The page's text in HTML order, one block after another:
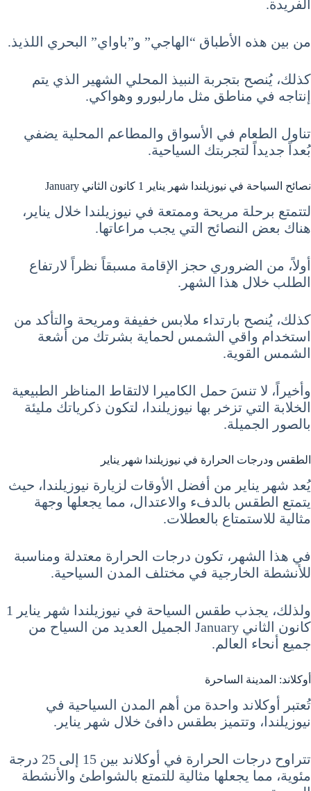
الفريدة.
من بين هذه الأطباق “الهاجي” و”باواي” البحري اللذيذ.
كذلك، يُنصح بتجربة النبيذ المحلي الشهير الذي يتم
إنتاجه في مناطق مثل مارلبورو وهواكي.
تناول الطعام في الأسواق والمطاعم المحلية يضفي
بُعداً جديداً لتجربتك السياحية.
نصائح السياحة في نيوزيلندا شهر يناير 1 كانون الثاني January
لتتمتع برحلة مريحة وممتعة في نيوزيلندا خلال يناير،
هناك بعض النصائح التي يجب مراعاتها.
أولاً، من الضروري حجز الإقامة مسبقاً نظراً لارتفاع
الطلب خلال هذا الشهر.
كذلك، يُنصح بارتداء ملابس خفيفة ومريحة والتأكد من
استخدام واقي الشمس لحماية بشرتك من أشعة
الشمس القوية.
وأخيراً، لا تنسَ حمل الكاميرا لالتقاط المناظر الطبيعية
الخلابة التي تزخر بها نيوزيلندا، لتكون ذكرياتك مليئة
بالصور الجميلة.
الطقس ودرجات الحرارة في نيوزيلندا شهر يناير
يُعد شهر يناير من أفضل الأوقات لزيارة نيوزيلندا، حيث
يتمتع الطقس بالدفء والاعتدال، مما يجعلها وجهة
مثالية للاستمتاع بالعطلات.
في هذا الشهر، تكون درجات الحرارة معتدلة ومناسبة
للأنشطة الخارجية في مختلف المدن السياحية.
ولذلك، يجذب طقس السياحة في نيوزيلندا شهر يناير 1
كانون الثاني January الجميل العديد من السياح من
جميع أنحاء العالم.
أوكلاند: المدينة الساحرة
تُعتبر أوكلاند واحدة من أهم المدن السياحية في
نيوزيلندا، وتتميز بطقس دافئ خلال شهر يناير.
تتراوح درجات الحرارة في أوكلاند بين 15 إلى 25 درجة
مئوية، مما يجعلها مثالية للتمتع بالشواطئ والأنشطة